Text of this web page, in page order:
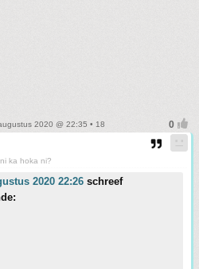
2020 @ 22:35 • 18
ka hoka ni?
2020 22:26 schreef